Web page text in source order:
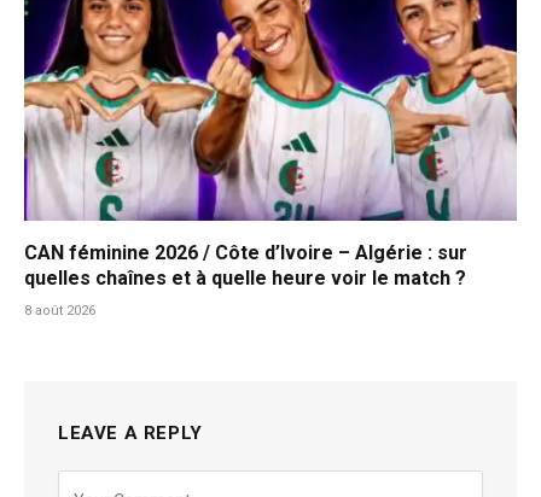
CAN féminine 2026 / Côte d’Ivoire – Algérie : sur
quelles chaînes et à quelle heure voir le match ?
8 août 2026
LEAVE A REPLY